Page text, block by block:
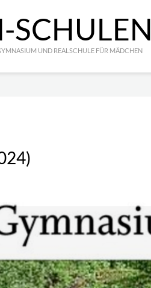
SCHULEN
UND REALSCHULE FÜR MÄDCHEN